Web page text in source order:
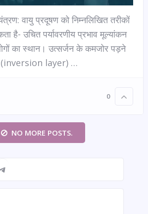
वायु प्रदूषण को निम्नलिखित तरीकों
है- उचित पर्यावरणीय प्रभाव मूल्यांकन
का स्थान। उत्सर्जन के कमजोर पड़ने
(inversion layer) …
0
NO MORE POSTS.
Instagram